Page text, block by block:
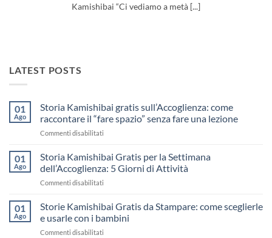
Kamishibai “Ci vediamo a metà [...]
LATEST POSTS
01
Ago
Storia Kamishibai gratis sull’Accoglienza: come
raccontare il “fare spazio” senza fare una lezione
Commenti disabilitati
Kamishibai
sull’Accoglienza:
il
“fare
01
Ago
Storia Kamishibai Gratis per la Settimana
dell’Accoglienza: 5 Giorni di Attività
Commenti disabilitati
Kamishibai
per
01
Ago
Storie Kamishibai Gratis da Stampare: come sceglierle
e usarle con i bambini
Commenti disabilitati